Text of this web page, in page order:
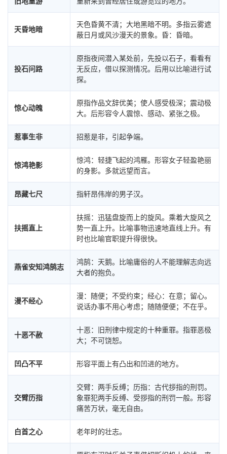
天昏地暗
天色昏黄不清；大地黑暗不明。多指云雾遮
蔽日月或风沙漫天的景象。昏：昏暗。
投石问路
原指夜间潜入某处前，先投以石子，看看有
无反应，借以探测情况。后用以比喻进行试
探。
惊心动魄
原指作品文辞优美；使人感受极深；震动极
大。后形容令人震惊、感动、紧张之极。
惹事生非 招惹是非，引起争端。
惊鸿艳影
惊鸿：轻捷飞起的鸿雁。形容女子轻盈艳丽
的身影。多就远望而言。
昂藏七尺 指轩昂伟岸的男子汉。
扶摇直上
扶摇：迅猛盘旋而上的旋风。乘着大旋风之
势一直上升。比喻事物迅速地直线上升。有
时也比喻官职提升得很快。
燕雀安知鸿鹄志
鸿鹄：天鹅。比喻庸俗的人不能理解志向远
大者的抱负。
漫不经心
漫：随便；不受约束；经心：在意；留心。
说话办事不用心考虑；随随便便；不在乎。
十恶不赦
十恶：旧刑律中规定的十种重罪。指罪恶极
大；不可饶恕。
凹凸不平 形容平面上有凸出和凹进的地方。
交臂历指
交臂：两手反缚；历指：古代拶指的刑罚。
象罪犯两手反缚、受拶指的刑罚一般。形容
痛苦万状，毫无自由。
白首之心 老年时的壮志。